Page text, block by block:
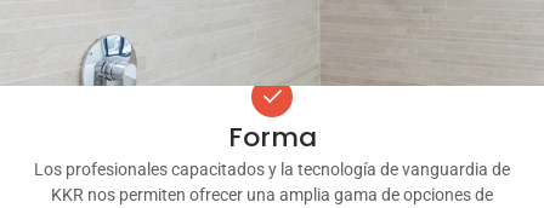
Forma
Los profesionales capacitados y la tecnología de vanguardia de
KKR nos permiten ofrecer una amplia gama de opciones de